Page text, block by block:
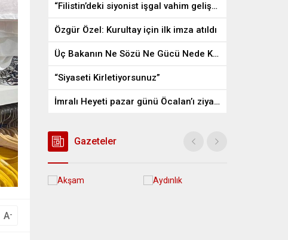
A-
“Filistin’deki siyonist işgal vahim gelişmelere gebe”
Özgür Özel: Kurultay için ilk imza atıldı
Üç Bakanın Ne Sözü Ne Gücü Nede Kudreti Yetmedi
“Siyaseti Kirletiyorsunuz”
İmralı Heyeti pazar günü Öcalan’ı ziyaret edecek
Gazeteler